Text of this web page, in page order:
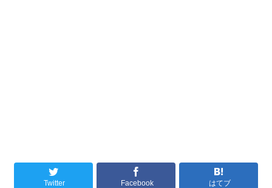
Twitter Facebook はてブ